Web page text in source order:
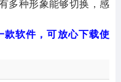
多种形象能够切换，感
软件，可放心下载使